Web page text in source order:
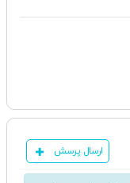
ارسال پرسش